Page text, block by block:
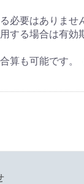
必要はありませ
する場合は有効
算も可能です。